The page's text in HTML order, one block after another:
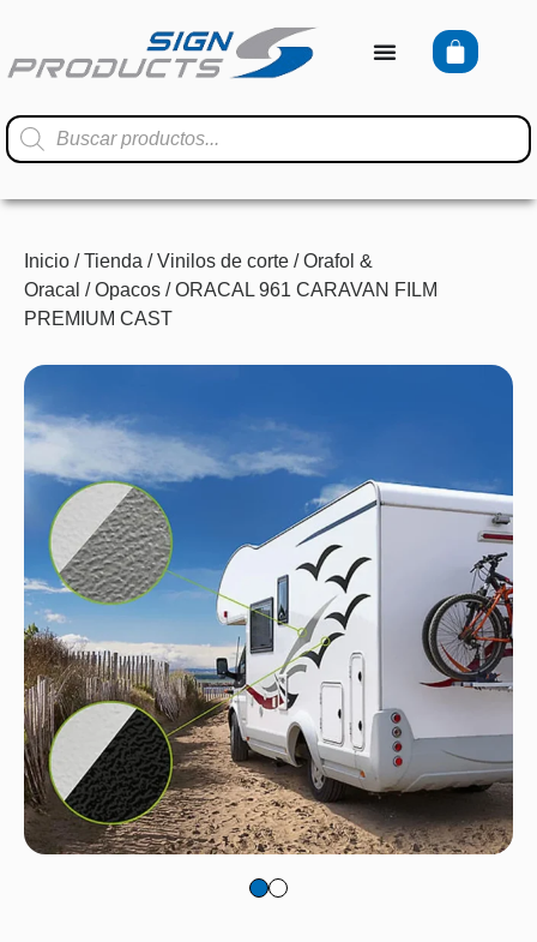
Inicio /Tienda /Vinilos de corte /Orafol &
Oracal /Opacos / ORACAL 961 CARAVAN FILM
PREMIUM CAST